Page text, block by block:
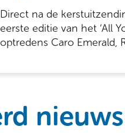
Direct na de
eerste editie van het ‘All
optredens Caro Emerald,
nieuws